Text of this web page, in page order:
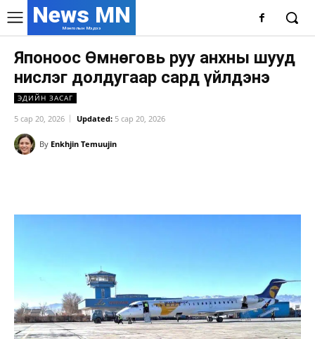
News MN
Монголын Мэдээ
Японоос Өмнөговь руу анхны шууд
нислэг долдугаар сард үйлдэнэ
ЭДИЙН ЗАСАГ
5 сар 20, 2026 Updated: 5 сар 20, 2026
By Enkhjin Temuujin